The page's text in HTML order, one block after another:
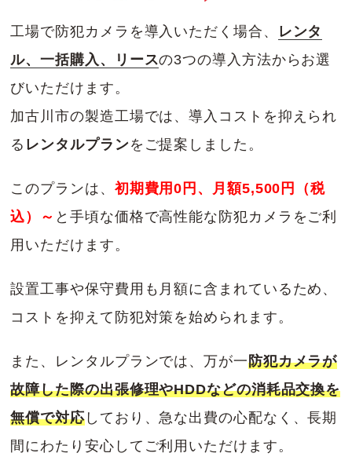
工場で防犯カメラを導入いただく場合、
レンタ
ル、一括購入、リースの3つの導入方法からお選
びいただけます。
加古川市の製造工場では、導入コストを抑えられ
る レンタルプランをご提案しました。
このプランは、 初期費用0円、月額5,500円（税
込）～ と手頃な価格で高性能な防犯カメラをご利
用いただけます。
設置工事や保守費用も月額に含まれているため、
コストを抑えて防犯対策を始められます。
また、レンタルプランでは、万が一防犯カメラが
故障した際の出張修理やHDDなどの消耗品交換を
無償で対応しており、急な出費の心配なく、長期
間にわたり安心してご利用いただけます。